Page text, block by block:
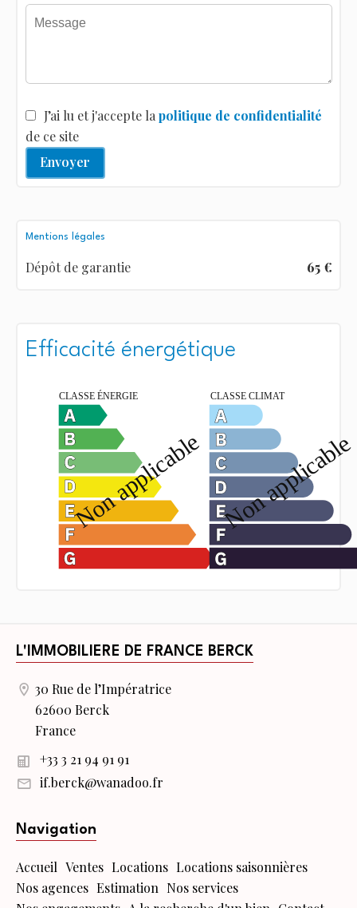
J’ai lu et j'accepte la politique de confidentialité
de ce site
Envoyer
Mentions légales
Dépôt de garantie 65 €
Efficacité énergétique
L'IMMOBILIERE DE FRANCE BERCK
30 Rue de l’Impératrice
62600 Berck
France
+33 3 21 94 91 91
if.berck@wanadoo.fr
Navigation
Accueil Ventes Locations Locations saisonnières
Nos agences Estimation Nos services